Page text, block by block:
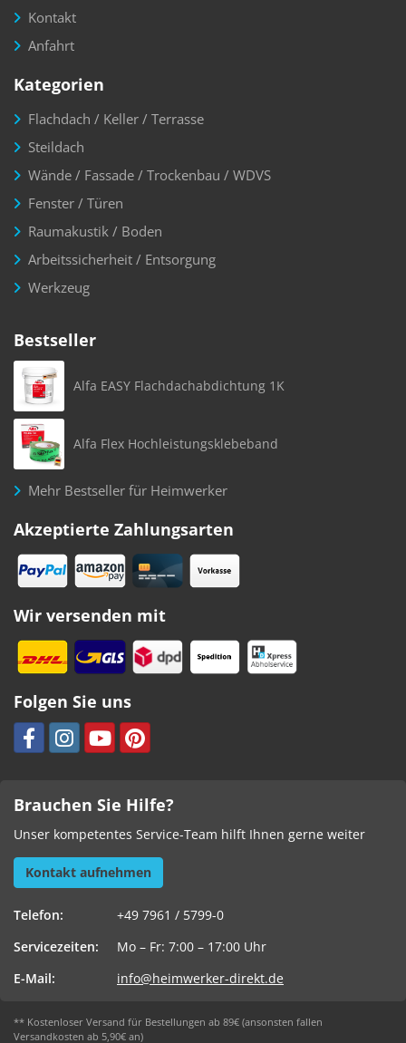
Kontakt
Anfahrt
Kategorien
Flachdach / Keller / Terrasse
Steildach
Wände / Fassade / Trockenbau / WDVS
Fenster / Türen
Raumakustik / Boden
Arbeitssicherheit / Entsorgung
Werkzeug
Bestseller
Alfa EASY Flachdachabdichtung 1K
Alfa Flex Hochleistungsklebeband
Mehr Bestseller für Heimwerker
Akzeptierte Zahlungsarten
Wir versenden mit
Folgen Sie uns
Brauchen Sie Hilfe?
Unser kompetentes Service-Team hilft Ihnen gerne weiter
Kontakt aufnehmen
Telefon:
+49 7961 / 5799-0
Servicezeiten:
Mo – Fr: 7:00 – 17:00 Uhr
E-Mail:
info@heimwerker-direkt.de
** Kostenloser Versand für Bestellungen ab 89€ (ansonsten fallen
Versandkosten ab 5,90€ an)